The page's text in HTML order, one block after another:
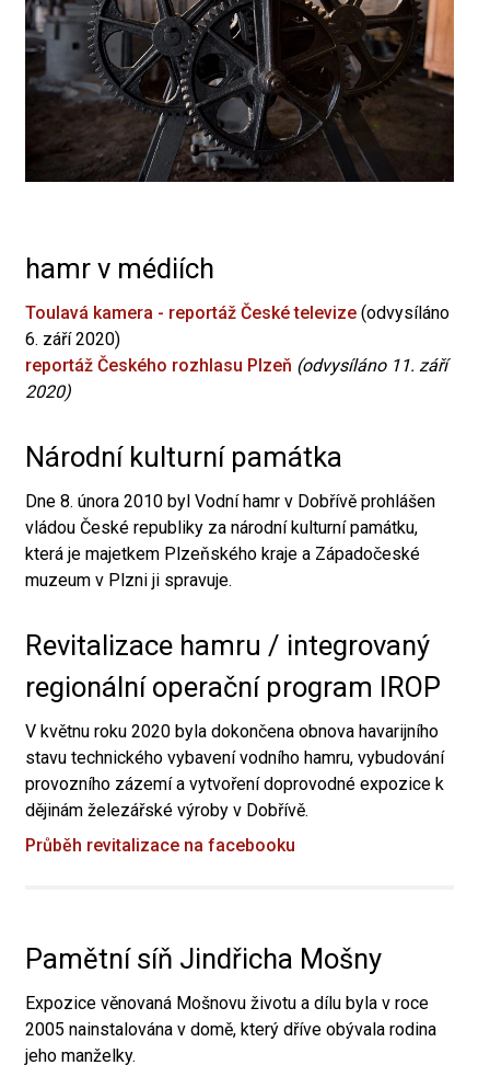
hamr v médiích
Toulavá kamera - reportáž České televize (odvysíláno
6. září 2020)
reportáž Českého rozhlasu Plzeň (odvysíláno 11. září
2020)
Národní kulturní památka
Dne 8. února 2010 byl Vodní hamr v Dobřívě prohlášen
vládou České republiky za národní kulturní památku,
která je majetkem Plzeňského kraje a Západočeské
muzeum v Plzni ji spravuje.
Revitalizace hamru / integrovaný
regionální operační program IROP
V květnu roku 2020 byla dokončena obnova havarijního
stavu technického vybavení vodního hamru, vybudování
provozního zázemí a vytvoření doprovodné expozice k
dějinám železářské výroby v Dobřívě.
Průběh revitalizace na facebooku
Pamětní síň Jindřicha Mošny
Expozice věnovaná Mošnovu životu a dílu byla v roce
2005 nainstalována v domě, který dříve obývala rodina
jeho manželky.